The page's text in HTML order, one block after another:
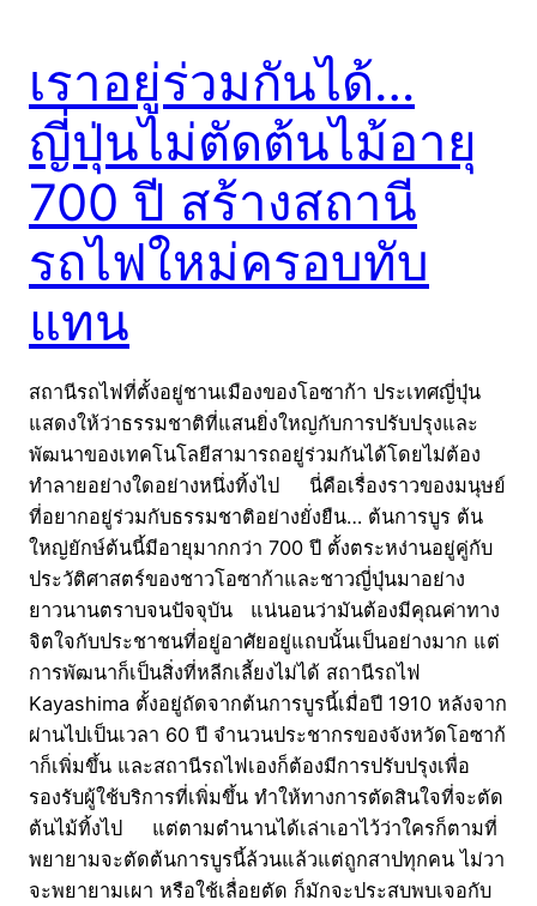
เราอยู่ร่วมกันได้…
ญี่ปุ่นไม่ตัดต้นไม้อายุ
700 ปี สร้างสถานี
รถไฟใหม่ครอบทับ
แทน
สถานีรถไฟที่ตั้งอยู่ชานเมืองของโอซาก้า ประเทศญี่ปุ่น
แสดงให้ว่าธรรมชาติที่แสนยิ่งใหญ่กับการปรับปรุงและ
พัฒนาของเทคโนโลยีสามารถอยู่ร่วมกันได้โดยไม่ต้อง
ทำลายอย่างใดอย่างหนึ่งทิ้งไป นี่คือเรื่องราวของมนุษย์
ที่อยากอยู่ร่วมกับธรรมชาติอย่างยั่งยืน… ต้นการบูร ต้น
ใหญ่ยักษ์ต้นนี้มีอายุมากกว่า 700 ปี ตั้งตระหง่านอยู่คู่กับ
ประวัติศาสตร์ของชาวโอซาก้าและชาวญี่ปุ่นมาอย่าง
ยาวนานตราบจนปัจจุบัน แน่นอนว่ามันต้องมีคุณค่าทาง
จิตใจกับประชาชนที่อยู่อาศัยอยู่แถบนั้นเป็นอย่างมาก แต่
การพัฒนาก็เป็นสิ่งที่หลีกเลี้ยงไม่ได้ สถานีรถไฟ
Kayashima ตั้งอยู่ถัดจากต้นการบูรนี้เมื่อปี 1910 หลังจาก
ผ่านไปเป็นเวลา 60 ปี จำนวนประชากรของจังหวัดโอซาก้
าก็เพิ่มขึ้น และสถานีรถไฟเองก็ต้องมีการปรับปรุงเพื่อ
รองรับผู้ใช้บริการที่เพิ่มขึ้น ทำให้ทางการตัดสินใจที่จะตัด
ต้นไม้ทิ้งไป แต่ตามตำนานได้เล่าเอาไว้ว่าใครก็ตามที่
พยายามจะตัดต้นการบูรนี้ล้วนแล้วแต่ถูกสาปทุกคน ไม่วา
จะพยายามเผา หรือใช้เลื่อยตัด ก็มักจะประสบพบเจอกับ